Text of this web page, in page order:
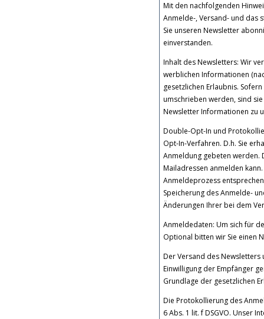
Mit den nachfolgenden
Anmelde-, Versand- und das
Sie unseren Newsletter
einverstanden.
Inhalt des Newsletters: Wir
werblichen Informationen
gesetzlichen Erlaubnis.
umschrieben werden, sind
Newsletter Informationen zu
Double-Opt-In und
Opt-In-Verfahren. D.h. Sie
Anmeldung gebeten werden.
Mailadressen anmelden
Anmeldeprozess
Speicherung des Anmelde-
Änderungen Ihrer bei dem
Anmeldedaten: Um sich für
Optional bitten wir Sie einen
Der Versand des
Einwilligung der Empfänger
Grundlage der gesetzlichen
Die Protokollierung des
6 Abs. 1 lit. f DSGVO. Unser